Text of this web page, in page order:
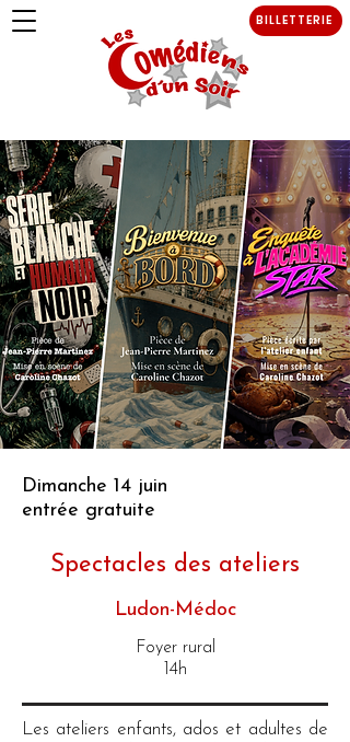
BILLETTERIE
Dimanche 14 juin
entrée gratuite
Spectacles des ateliers
Ludon-Médoc
Foyer rural
14h
Les ateliers enfants, ados et adultes de